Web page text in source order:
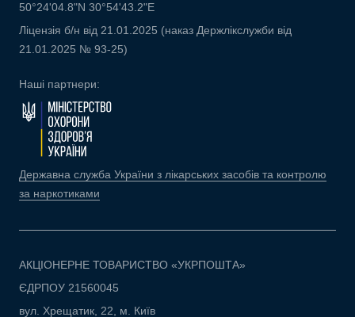
50°24'04.8"N 30°54'43.2"E
Ліцензія б/н від 21.01.2025 (наказ Держлікслужби від
21.01.2025 № 93-25)
Наші партнери:
Державна служба України з лікарських засобів та контролю
за наркотиками
АКЦІОНЕРНЕ ТОВАРИСТВО «УКРПОШТА»
ЄДРПОУ 21560045
вул. Хрещатик, 22, м. Київ